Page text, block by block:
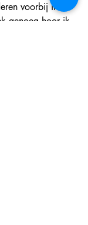
voorbij in
genoeg hoor ik